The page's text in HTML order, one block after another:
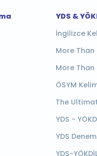
YDS &
İngilizce
More Than
More Than
ÖSYM
The
YDS -
YDS
YDS-